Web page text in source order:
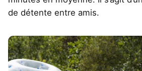
de détente entre amis.